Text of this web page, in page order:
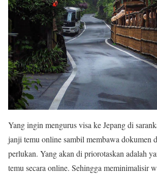
Yang ingin mengurus visa ke Jepang di
janji temu online sambil membawa dokumen
perlukan. Yang akan di priorotaskan adalah
temu secara online. Sehingga meminimalisir